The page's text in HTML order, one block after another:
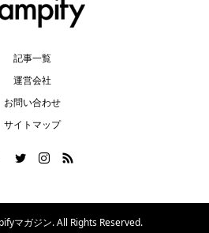
記事一覧
運営会社
お問い合わせ
サイトマップ
マガジン. All Rights Reserved.